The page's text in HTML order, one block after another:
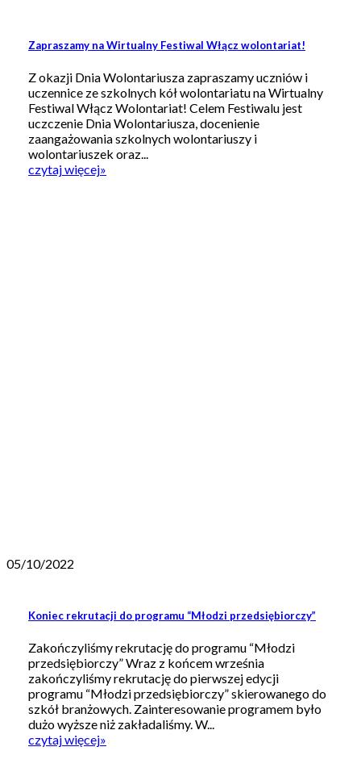
Zapraszamy na Wirtualny Festiwal Włącz wolontariat!
Z okazji Dnia Wolontariusza zapraszamy uczniów i
uczennice ze szkolnych kół wolontariatu na Wirtualny
Festiwal Włącz Wolontariat! Celem Festiwalu jest
uczczenie Dnia Wolontariusza, docenienie
zaangażowania szkolnych wolontariuszy i
wolontariuszek oraz...
czytaj więcej»
05/10/2022
Koniec rekrutacji do programu “Młodzi przedsiębiorczy”
Zakończyliśmy rekrutację do programu “Młodzi
przedsiębiorczy” Wraz z końcem września
zakończyliśmy rekrutację do pierwszej edycji
programu “Młodzi przedsiębiorczy” skierowanego do
szkół branżowych. Zainteresowanie programem było
dużo wyższe niż zakładaliśmy. W...
czytaj więcej»